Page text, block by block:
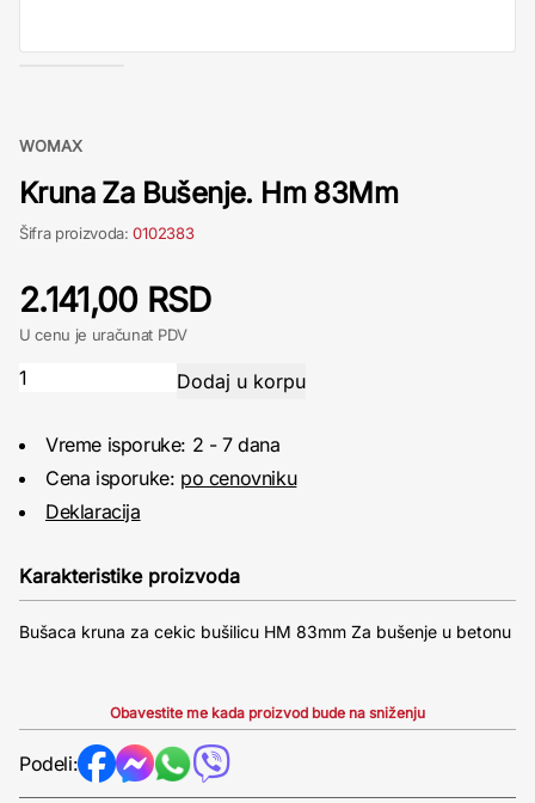
WOMAX
Kruna Za Bušenje. Hm 83Mm
Šifra proizvoda:0102383
2.141,00 RSD
U cenu je uračunat PDV
Vreme isporuke: 2 - 7 dana
Cena isporuke: po cenovniku
Deklaracija
Karakteristike proizvoda
Bušaca kruna za cekic bušilicu HM 83mm Za bušenje u betonu
Obavestite me kada proizvod bude na sniženju
Podeli: